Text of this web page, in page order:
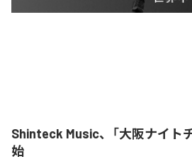
Shinteck Music、「大阪ナイト
始